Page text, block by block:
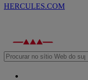
HERCULES.COM